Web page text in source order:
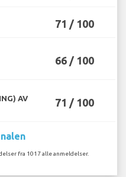
71 / 100
66 / 100
AV
71 / 100
fra 1017 alle anmeldelser.